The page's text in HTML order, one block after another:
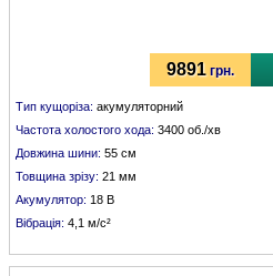
9891грн.
Тип кущоріза: акумуляторний
Частота холостого хода: 3400 об./хв
Довжина шини: 55 см
Товщина зрізу: 21 мм
Акумулятор: 18 В
Вібрація: 4,1 м/с²